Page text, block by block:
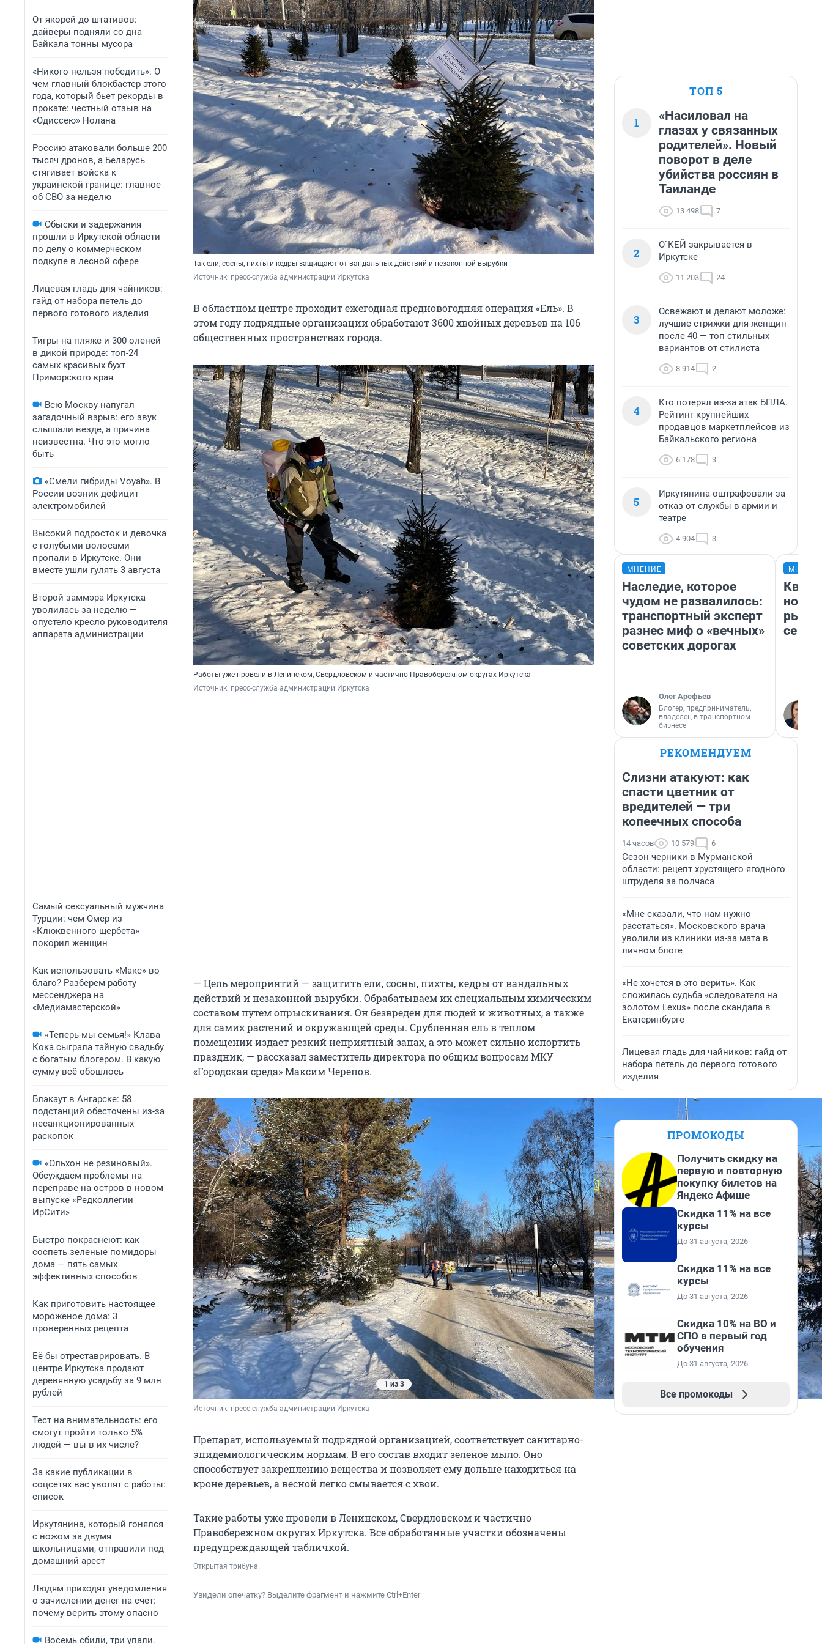
От якорей до штативов:
дайверы подняли со дна
Байкала тонны мусора
«Никого нельзя победить». О
чем главный блокбастер этого
года, который бьет рекорды в
прокате: честный отзыв на
«Одиссею» Нолана
Россию атаковали больше 200
тысяч дронов, а Беларусь
стягивает войска к
украинской границе: главное
об СВО за неделю
Обыски и задержания
прошли в Иркутской области
по делу о коммерческом
подкупе в лесной сфере
Лицевая гладь для чайников:
гайд от набора петель до
первого готового изделия
Тигры на пляже и 300 оленей
в дикой природе: топ-24
самых красивых бухт
Приморского края
Всю Москву напугал
загадочный взрыв: его звук
слышали везде, а причина
неизвестна. Что это могло
быть
«Смели гибриды Voyah». В
России возник дефицит
электромобилей
Высокий подросток и девочка
с голубыми волосами
пропали в Иркутске. Они
вместе ушли гулять 3 августа
Второй заммэра Иркутска
уволилась за неделю —
опустело кресло руководителя
аппарата администрации
Самый сексуальный мужчина
Турции: чем Омер из
«Клюквенного щербета»
покорил женщин
Как использовать «Макс» во
благо? Разберем работу
мессенджера на
«Медиамастерской»
«Теперь мы семья!» Клава
Кока сыграла тайную свадьбу
с богатым блогером. В какую
сумму всё обошлось
Блэкаут в Ангарске: 58
подстанций обесточены из-за
несанкционированных
раскопок
«Ольхон не резиновый».
Обсуждаем проблемы на
переправе на остров в новом
выпуске «Редколлегии
ИрСити»
Быстро покраснеют: как
соспеть зеленые помидоры
дома — пять самых
эффективных способов
Как приготовить настоящее
мороженое дома: 3
проверенных рецепта
Её бы отреставрировать. В
центре Иркутска продают
деревянную усадьбу за 9 млн
рублей
Тест на внимательность: его
смогут пройти только 5%
людей — вы в их числе?
За какие публикации в
соцсетях вас уволят с работы:
список
Иркутянина, который гонялся
с ножом за двумя
школьницами, отправили под
домашний арест
Людям приходят уведомления
о зачислении денег на счет:
почему верить этому опасно
Восемь сбили, три упали.
Так ели, сосны, пихты и кедры защищают от вандальных действий и незаконной вырубки
Источник: пресс-служба администрации Иркутска
В областном центре проходит ежегодная предновогодняя операция «Ель». В
этом году подрядные организации обработают 3600 хвойных деревьев на 106
общественных пространствах города.
Работы уже провели в Ленинском, Свердловском и частично Правобережном округах Иркутска
Источник: пресс-служба администрации Иркутска
— Цель мероприятий — защитить ели, сосны, пихты, кедры от вандальных
действий и незаконной вырубки. Обрабатываем их специальным химическим
составом путем опрыскивания. Он безвреден для людей и животных, а также
для самих растений и окружающей среды. Срубленная ель в теплом
помещении издает резкий неприятный запах, а это может сильно испортить
праздник, — рассказал заместитель директора по общим вопросам МКУ
«Городская среда» Максим Черепов.
1 из 3
Источник: пресс-служба администрации Иркутска
Препарат, используемый подрядной организацией, соответствует санитарно-
эпидемиологическим нормам. В его состав входит зеленое мыло. Оно
способствует закреплению вещества и позволяет ему дольше находиться на
кроне деревьев, а весной легко смывается с хвои.
Такие работы уже провели в Ленинском, Свердловском и частично
Правобережном округах Иркутска. Все обработанные участки обозначены
предупреждающей табличкой.
Открытая трибуна.
Увидели опечатку? Выделите фрагмент и нажмите Ctrl+Enter
ТОП 5
1
«Насиловал на
глазах у связанных
родителей». Новый
поворот в деле
убийства россиян в
Таиланде
13 498 7
2
О`КЕЙ закрывается в
Иркутске
11 203 24
3
Освежают и делают моложе:
лучшие стрижки для женщин
после 40 — топ стильных
вариантов от стилиста
8 914 2
4
Кто потерял из-за атак БПЛА.
Рейтинг крупнейших
продавцов маркетплейсов из
Байкальского региона
6 178 3
5
Иркутянина оштрафовали за
отказ от службы в армии и
театре
4 904 3
МНЕНИЕ
Наследие, которое
чудом не развалилось:
транспортный эксперт
разнес миф о «вечных»
советских дорогах
Олег Арефьев
Блогер, предприниматель,
владелец в транспортном
бизнесе
но
РЕКОМЕНДУЕМ
Слизни атакуют: как
спасти цветник от
вредителей — три
копеечных способа
14 часов 10 579 6
Сезон черники в Мурманской
области: рецепт хрустящего ягодного
штруделя за полчаса
«Мне сказали, что нам нужно
расстаться». Московского врача
уволили из клиники из-за мата в
личном блоге
«Не хочется в это верить». Как
сложилась судьба «следователя на
золотом Lexus» после скандала в
Екатеринбурге
Лицевая гладь для чайников: гайд от
набора петель до первого готового
изделия
ПРОМОКОДЫ
Получить скидку на
первую и повторную
покупку билетов на
Яндекс Афише
Скидка 11% на все
курсы
До 31 августа, 2026
Скидка 11% на все
курсы
До 31 августа, 2026
Скидка 10% на ВО и
СПО в первый год
обучения
До 31 августа, 2026
Все промокоды